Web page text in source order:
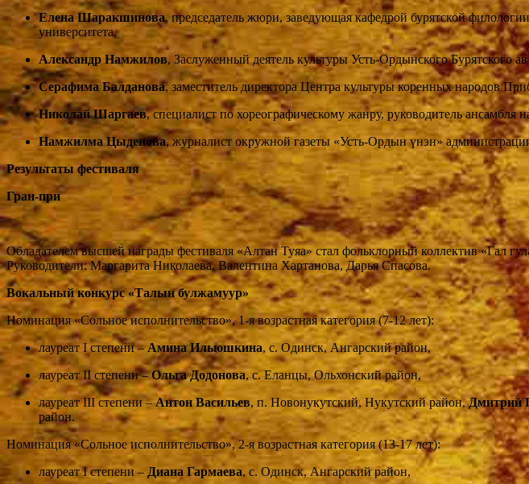
Елена Шаракшинова, председатель жюри, заведующая кафедрой бурятской
университета,
Александр Намжилов, Заслуженный деятель культуры Усть-Ордынского Бурятского
Серафима Балданова, заместитель директора Центра культуры коренных народов
Николай Шаргаев, специалист по хореографическому жанру, руководитель ансамбля
Намжилма Цыденова, журналист окружной газеты «Усть-Ордын үнэн»
Результаты фестиваля
Гран-при
Обладателем высшей награды фестиваля «Алтан Туяа» стал фольклорный коллектив «Гал
Руководители: Маргарита Николаева, Валентина Хартанова, Дарья Спасова.
Вокальный конкурс «Талын булжамуур»
Номинация «Сольное исполнительство», 1-я возрастная категория (7-12 лет):
лауреат I степени –Амина Ильюшкина, с. Одинск, Ангарский район,
лауреат II степени –Ольга Додонова, с. Еланцы, Ольхонский район,
лауреат III степени –Антон Васильев, п. Новонукутский, Нукутский район,Дмитрий
район.
Номинация «Сольное исполнительство», 2-я возрастная категория (13-17 лет):
лауреат I степени – Диана Гармаева, с. Одинск, Ангарский район,